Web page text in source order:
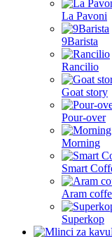
La Pavoni
9Barista
Rancilio
Goat story
Pour-over
Morning
Smart
Aram
Superkop